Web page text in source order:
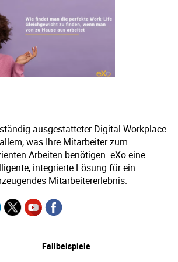
Karriere
Blog
Testen Sie eXo
ausgestatteter Digital Workplace
was Ihre Mitarbeiter zum
Arbeiten benötigen. eXo eine
integrierte Lösung für ein
Mitarbeitererlebnis.
Fallbeispiele